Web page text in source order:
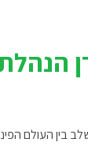
בין העולם